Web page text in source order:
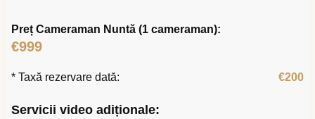
Preț Cameraman Nuntă (1 cameraman):
€999
* Taxă rezervare dată: €200
Servicii video adiționale: